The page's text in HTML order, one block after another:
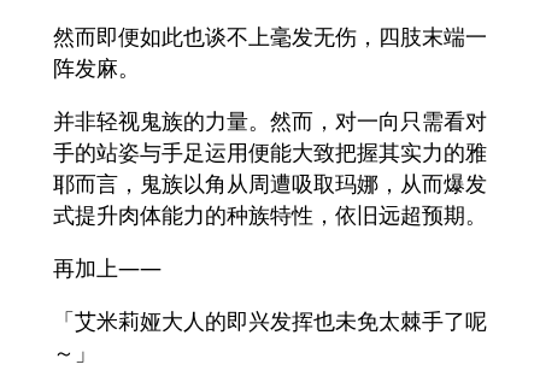
然而即便如此也谈不上毫发无伤，四肢末端一
阵发麻。
并非轻视鬼族的力量。然而，对一向只需看对
手的站姿与手足运用便能大致把握其实力的雅
耶而言，鬼族以角从周遭吸取玛娜，从而爆发
式提升肉体能力的种族特性，依旧远超预期。
再加上——
「艾米莉娅大人的即兴发挥也未免太棘手了呢
～」